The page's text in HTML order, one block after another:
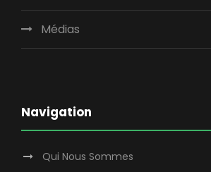
Médias
Navigation
Qui Nous Sommes